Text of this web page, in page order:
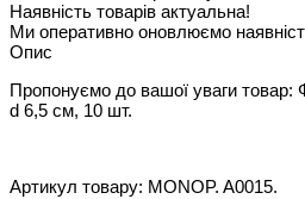
Наявність товарів актуальна!
Ми оперативно оновлюємо
Опис
Пропонуємо до вашої уваги товар:
d 6,5 см, 10 шт.
Артикул товару: MONOP. A0015.